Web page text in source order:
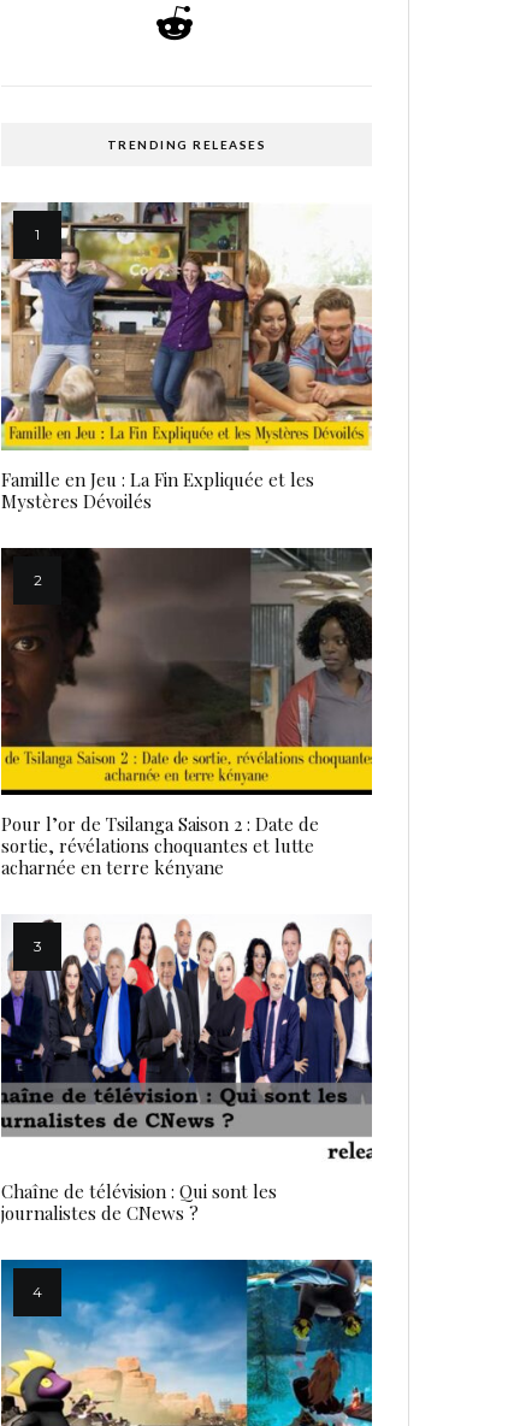
TRENDING RELEASES
Famille en Jeu : La Fin Expliquée et les
Mystères Dévoilés
Pour l’or de Tsilanga Saison 2 : Date de
sortie, révélations choquantes et lutte
acharnée en terre kényane
Chaîne de télévision : Qui sont les
journalistes de CNews ?